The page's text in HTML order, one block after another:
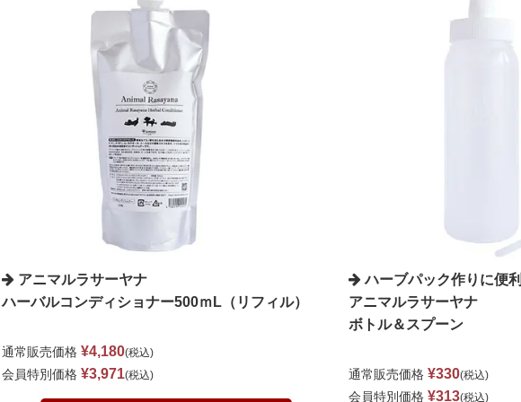
アニマルラサーヤナ
ハーバルコンディショナー500ｍL（リフィル）
通常販売価格 ¥4,180 税込
会員特別価格 ¥3,971 税込
ハーブパック作りに便利
アニマルラサーヤナ
ボトル＆スプーン
通常販売価格 ¥330 税込
会員特別価格 ¥313 税込